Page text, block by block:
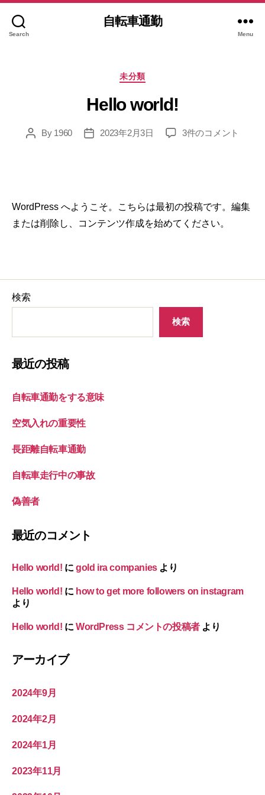
Search
自転車通勤
Menu
Categories
未分類
Hello world!
PostBy 1960
Post2023年2月3日
Hello
3件のコメント
WordPress へようこそ。こちらは最初の投稿です。編集
または削除し、コンテンツ作成を始めてください。
検索
検索
最近の投稿
自転車通勤をする意味
空気入れの重要性
長距離自転車通勤
自転車走行中の事故
偽善者
最近のコメント
Hello world! にgold ira companiesより
Hello world! に how to get more followers on instagram
より
Hello world! にWordPress コメントの投稿者より
アーカイブ
2024年9月
2024年2月
2024年1月
2023年11月